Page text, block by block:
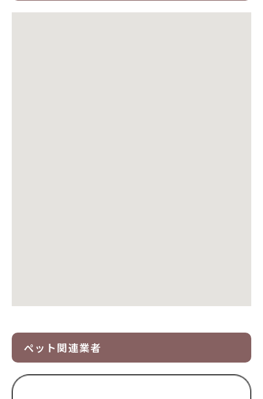
ペット関連業者